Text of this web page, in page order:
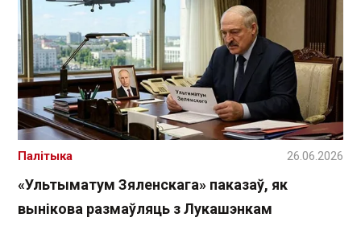
«Ультыматум Зяленскага» паказаў, як
вынікова размаўляць з Лукашэнкам
Палітыка 26.06.2026